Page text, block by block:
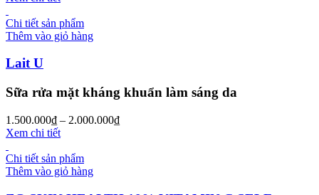
Chi tiết sản phẩm
Thêm vào giỏ hàng
Lait U
Sữa rửa mặt kháng khuẩn làm sáng da
1.500.000₫ – 2.000.000₫
Xem chi tiết
Chi tiết sản phẩm
Thêm vào giỏ hàng